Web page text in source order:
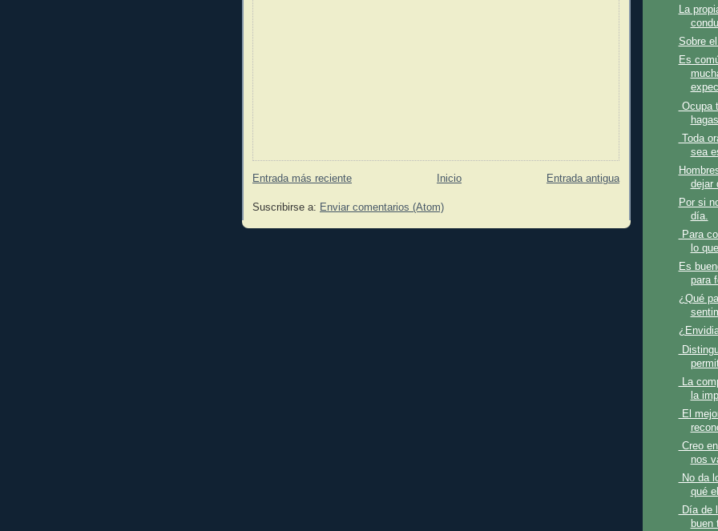
Entrada más reciente Entrada antigua
Inicio
Suscribirse a: Enviar comentarios (Atom)
La
Sobre
Es
Ocupa
Toda
sea
dejar
Por si
día.
Para
lo
Es
para
¿Qué
La
la
El
Creo
nos
No da
qué
Día de
buen